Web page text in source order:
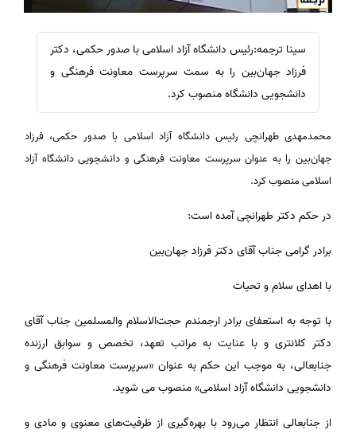
سینا ترجمه:رئیس دانشگاه آزاد اسلامی با صدور حکمی، دکتر
فرزاد جهان‌بین را به سمت سرپرست معاونت فرهنگی و
دانشجویی دانشگاه منصوب کرد.
محمدمهدی طهرانچی رئیس دانشگاه آزاد اسلامی با صدور حکمی، فرزاد
جهان‌بین را به عنوان سرپرست معاونت فرهنگی و دانشجویی دانشگاه آزاد
اسلامی منصوب کرد.
در حکم دکتر طهرانچی آمده است:
برادر گرامی جناب آقای دکتر فرزاد جهان‌بین
با اهدای سلام و تحیات
با توجه به استعفای برادر ارجمندم حجت‌الاسلام والمسلمین جناب آقای
دکتر کلانتری و با عنایت به مراتب تعهد، تخصص و سوابق ارزنده
جنابعالی، به موجب این حکم به عنوان «سرپرست معاونت فرهنگی و
دانشجویی دانشگاه آزاد اسلامی» منصوب می شوید.
از جنابعالی انتظار می‌رود با بهره‌گیری از ظرفیت‌های معنوی و مادی و